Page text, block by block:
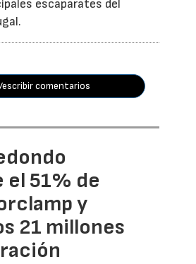
escaparates del
escribir comentarios
el 51% de
y
21 millones